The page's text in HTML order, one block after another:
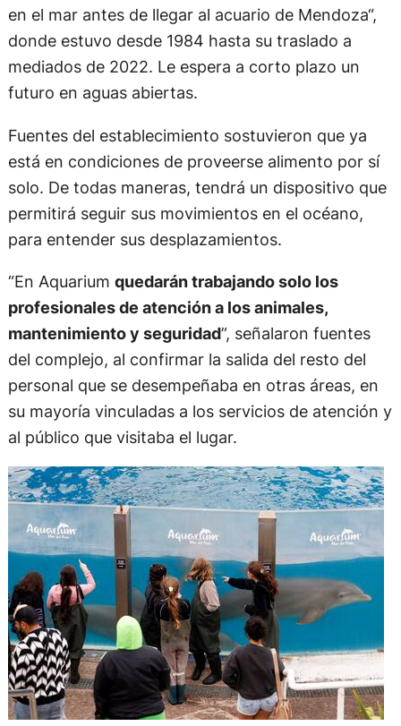
en el mar antes de llegar al acuario de Mendoza“,
donde estuvo desde 1984 hasta su traslado a
mediados de 2022. Le espera a corto plazo un
futuro en aguas abiertas.
Fuentes del establecimiento sostuvieron que ya
está en condiciones de proveerse alimento por sí
solo. De todas maneras, tendrá un dispositivo que
permitirá seguir sus movimientos en el océano,
para entender sus desplazamientos.
“En Aquarium quedarán trabajando solo los
profesionales de atención a los animales,
mantenimiento y seguridad”, señalaron fuentes
del complejo, al confirmar la salida del resto del
personal que se desempeñaba en otras áreas, en
su mayoría vinculadas a los servicios de atención y
al público que visitaba el lugar.